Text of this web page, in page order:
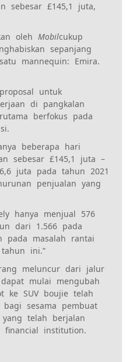
sebesar £145,1 juta,
olehMobilcukup
sepanjang
mannequin: Emira.
untuk
di pangkalan
berfokus pada
beberapa hari
sebesar £145,1 juta –
juta pada tahun 2021
penjualan yang
hanya menjual 576
dari 1.566 pada
pada masalah rantai
ini.”
meluncur dari jalur
mulai mengubah
ke SUV boujie telah
sesama pembuat
telah berjalan
financial institution.